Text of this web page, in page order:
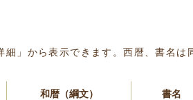
細」から表示できます。西暦、書名
和暦（綱文） 書名